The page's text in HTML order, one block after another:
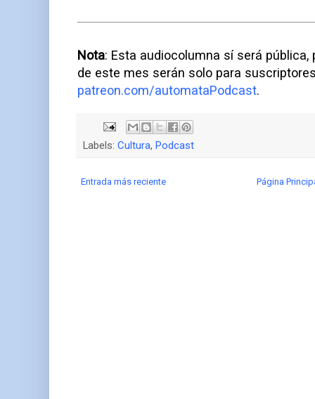
Nota: Esta audiocolumna sí será
de este mes serán solo para
patreon.com/automataPodcast.
Labels: Cultura, Podcast
Entrada más reciente Página